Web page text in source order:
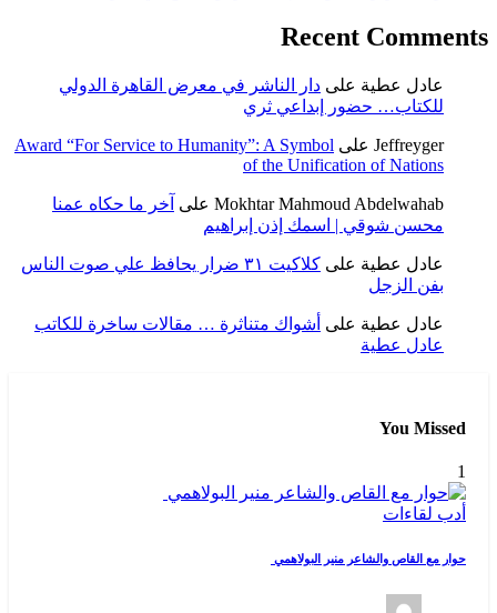
Recent Comments
عادل عطية على دار الناشر في معرض القاهرة الدولي
للكتاب… حضور إبداعي ثري
Jeffreyger على Award “For Service to Humanity”: A Symbol
of the Unification of Nations
Mokhtar Mahmoud Abdelwahab على آخر ما حكاه عمنا
محسن شوقي | اسمك إذن إبراهيم
عادل عطية على
كلاكيت ٣١ ضرار يحافظ علي صوت الناس
بفن الزجل
عادل عطية على أشواك متناثرة … مقالات ساخرة للكاتب
عادل عطية
You Missed
1
أدب لقاءات
حوار مع القاص والشاعر منير البولاهمي